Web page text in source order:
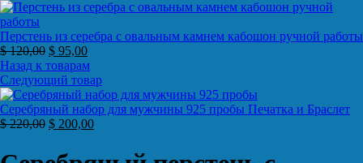
Перстень из серебра с овальным камнем кабошон ручной работы
$120,00 $ 95,00
Назад к товарам
Следующий товар
Серебряный набор для мужчины 925 пробы Печатка и Браслет
$220,00 $ 200,00